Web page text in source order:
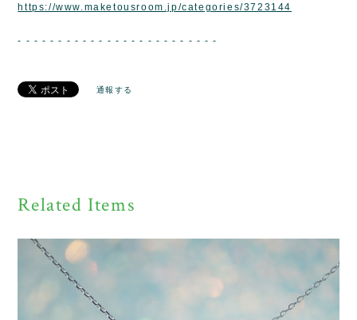
https://www.maketousroom.jp/categories/3723144
- - - - - - - - - - - - - - - - - - - - - - - - -
通報する
Related Items